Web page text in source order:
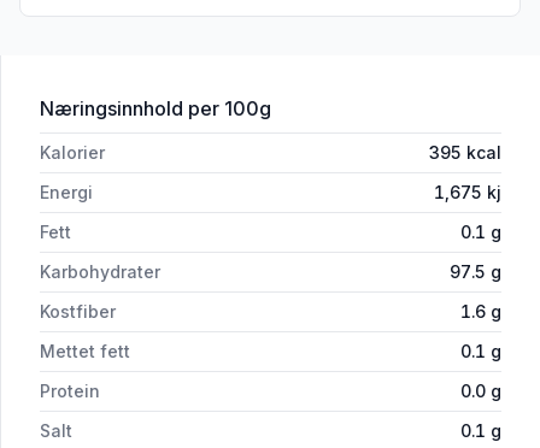
Næringsinnhold for 'Karamellpudding 75g Freia'
per 100g
Kalorier 395 kcal
Energi
1,675 kj
Fett
0.1 g
Karbohydrater
97.5 g
Kostfiber
1.6 g
Mettet fett
0.1 g
Protein
0.0 g
Salt
0.1 g